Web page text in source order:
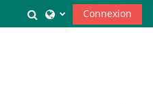
Toggle search input
Connexion